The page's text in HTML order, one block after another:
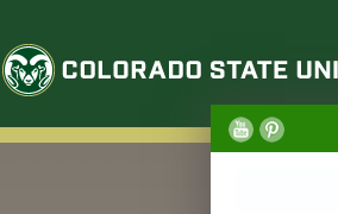
Colorado State University